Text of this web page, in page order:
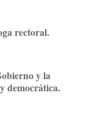
rectoral.
y la
democrática.